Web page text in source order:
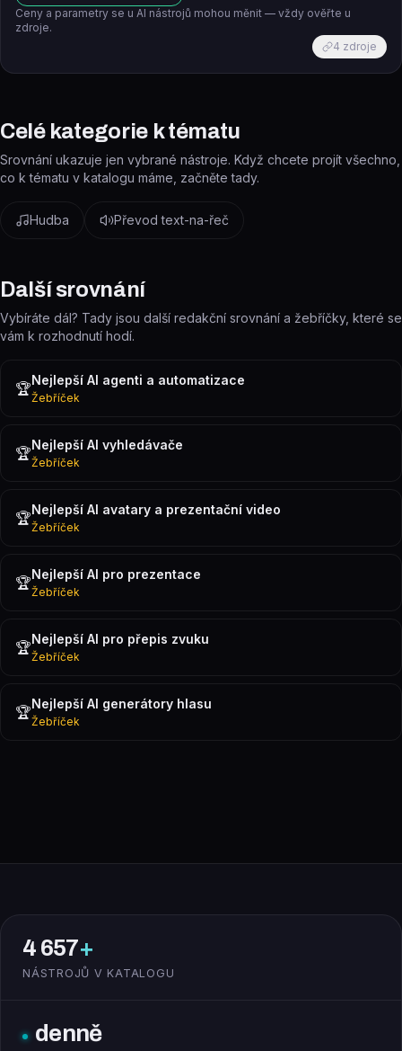
Ceny a parametry se u AI nástrojů mohou měnit — vždy ověřte u
zdroje.
4 zdroje
Celé kategorie k tématu
Srovnání ukazuje jen vybrané nástroje. Když chcete projít všechno,
co k tématu v katalogu máme, začněte tady.
Hudba Převod text-na-řeč
Další srovnání
Vybíráte dál? Tady jsou další redakční srovnání a žebříčky, které se
vám k rozhodnutí hodí.
🏆Nejlepší AI agenti a automatizace
Žebříček
🏆Nejlepší AI vyhledávače
Žebříček
🏆Nejlepší AI avatary a prezentační video
Žebříček
🏆Nejlepší AI pro prezentace
Žebříček
🏆Nejlepší AI pro přepis zvuku
Žebříček
🏆Nejlepší AI generátory hlasu
Žebříček
4 657+
NÁSTROJŮ V KATALOGU
denně